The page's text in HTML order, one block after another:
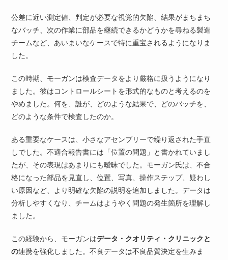
公差に近い測定値、判定が必要な視覚的欠陥、結果がまちまち
なバッチ、次の作業に部品を継続できるかどうかを尋ねる製造
チームなど、あいまいなケースで特に重宝されるようになりま
した。
この時期、モーガンは検査データをより厳格に扱うようになり
ました。彼はコントロールシートを形式的なものと考えるのを
やめました。何を、誰が、どのような結果で、どのバッチを、
どのような条件で検査したのか。
ある重要なケースは、小さなアセンブリーで繰り返された手直
しでした。不適合報告書には「位置の問題」と書かれていまし
たが、その表現はあまりにも曖昧でした。モーガン氏は、不合
格になった部品を見直し、位置、写真、操作ステップ、疑わし
い原因など、より明確な欠陥の説明を追加しました。データは
分析しやすくなり、チームはようやく問題の発生箇所を理解し
ました。
この経験から、モーガンはデータ・クオリティ・クリニックと
の連携を強化しました。不良データは不良品質決定を生みま